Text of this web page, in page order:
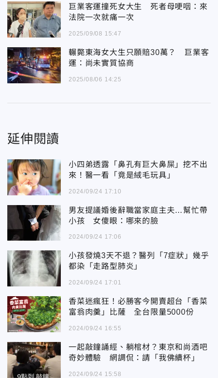
巨業客運撞死女大生 死者母哽咽：來
法院一次就痛一次
2025/09/08 15:47
輾斃東海女大生只願賠30萬？ 巨業客
運：尚未實質協商
2025/08/06 14:25
延伸閱讀
小四弟透露「鼻孔有巨大鼻屎」挖不出
來！醫一看「竟是絨毛玩具」
2024/09/24 17:10
男友提議婚後辭職當家庭主夫…幫忙帶
小孩 女傻眼：哪來的臉
2024/09/24 17:06
小孩發燒3天不退？醫列「7症狀」幾乎
都染「走路型肺炎」
2024/09/24 17:01
香菜迷瘋狂！必勝客今開賣超台「香菜
富翁肉羹」比薩 全台限量5000份
2024/09/24 16:55
一起敲鐘誦經、躺棺材？東京和尚酒吧
奇妙體驗 網調侃：請「我佛續杯」
2024/09/24 15:58